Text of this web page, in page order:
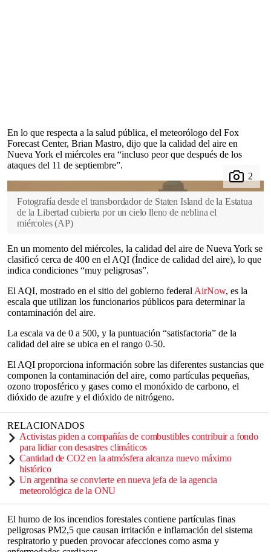
En lo que respecta a la salud pública, el meteorólogo del Fox
Forecast Center, Brian Mastro, dijo que la calidad del aire en
Nueva York el miércoles era “incluso peor que después de los
ataques del 11 de septiembre”.
Fotografía desde el transbordador de Staten Island de la Estatua
de la Libertad cubierta por un cielo lleno de neblina el
miércoles (AP)
En un momento del miércoles, la calidad del aire de Nueva York se
clasificó cerca de 400 en el AQI (Índice de calidad del aire), lo que
indica condiciones “muy peligrosas”.
El AQI, mostrado en el sitio del gobierno federal AirNow, es la
escala que utilizan los funcionarios públicos para determinar la
contaminación del aire.
La escala va de 0 a 500, y la puntuación “satisfactoria” de la
calidad del aire se ubica en el rango 0-50.
El AQI proporciona información sobre las diferentes sustancias que
componen la contaminación del aire, como partículas pequeñas,
ozono troposférico y gases como el monóxido de carbono, el
dióxido de azufre y el dióxido de nitrógeno.
RELACIONADOS
Activistas piden a compañías de combustibles contribuir a fondo
para lidiar con desastres climáticos
Cantidad de CO2 en la atmósfera alcanza nuevo máximo
histórico
Un argentina se convierte en nueva jefa de la agencia
meteorológica de la ONU
El humo de los incendios forestales contiene partículas finas
peligrosas PM2,5 que causan irritación e inflamación del sistema
respiratorio y pueden provocar afecciones como asma y